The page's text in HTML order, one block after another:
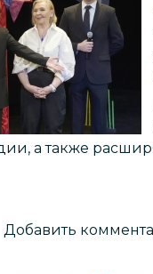
а также
Добавить